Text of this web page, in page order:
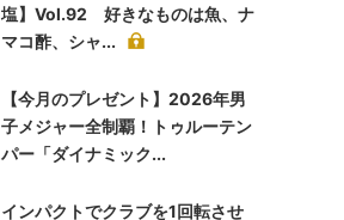
塩】Vol.92 好きなものは魚、ナ
マコ酢、シャ...
【今月のプレゼント】2026年男
子メジャー全制覇！トゥルーテン
パー「ダイナミック...
インパクトでクラブを1回転させ